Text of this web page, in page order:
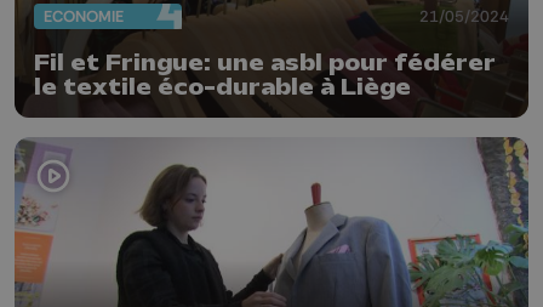
ECONOMIE 21/05/2024
Fil et Fringue: une asbl pour fédérer
le textile éco-durable à Liège